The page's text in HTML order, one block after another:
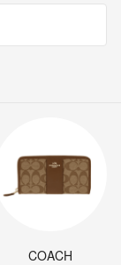
COACH